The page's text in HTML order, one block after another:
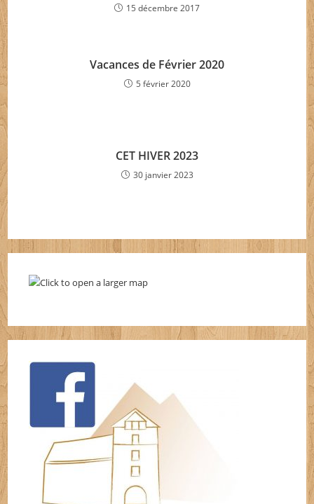
15 décembre 2017
Vacances de Février 2020
5 février 2020
CET HIVER 2023
30 janvier 2023